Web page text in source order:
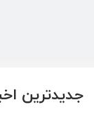
جدیدترین